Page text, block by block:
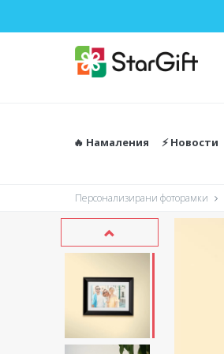
🔥 Намаления ⚡️ Новости
Персонализирани фоторамки